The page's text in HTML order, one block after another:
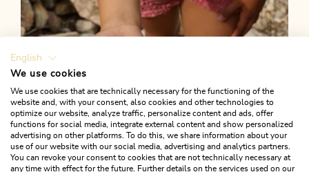
12. Mai 2023
English
We use cookies
We use cookies that are technically necessary for the functioning of the
website and, with your consent, also cookies and other technologies to
optimize our website, analyze traffic, personalize content and ads, offer
functions for social media, integrate external content and show personalized
advertising on other platforms. To do this, we share information about your
use of our website with our social media, advertising and analytics partners.
You can revoke your consent to cookies that are not technically necessary at
any time with effect for the future. Further details on the services used on our